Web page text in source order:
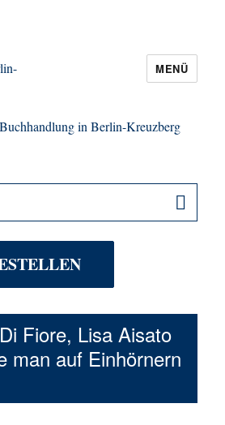
Buchhandlung in
MENÜ
Fiore, Lisa Aisato
man auf Einhörnern